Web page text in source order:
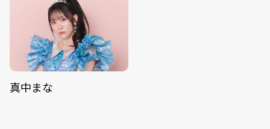
真中まな